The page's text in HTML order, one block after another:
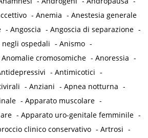
-Anemia -Anestesia generale
-Angoscia -Angoscia di separazione -
ospedali -Anismo -
Anomalie cromosomiche -Anoressia -
-Antimicotici -
-Anziani -Apnea notturna -
-Apparato muscolare -
-Apparato uro-genitale femminile -
clinico conservativo -Artrosi -